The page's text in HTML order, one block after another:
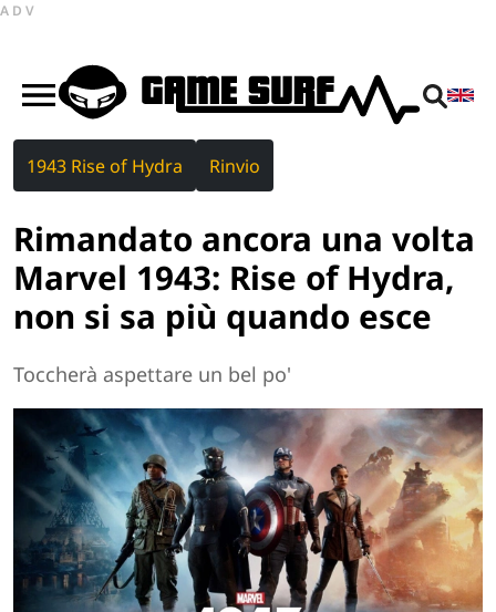
ADV
1943 Rise of Hydra Rinvio
Rimandato ancora una volta
Marvel 1943: Rise of Hydra,
non si sa più quando esce
Toccherà aspettare un bel po'